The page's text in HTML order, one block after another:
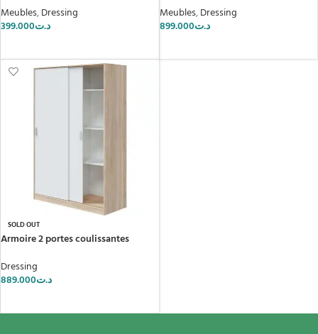
Meubles,Dressing
د.ت399.000
Meubles,Dressing
د.ت899.000
SOLD OUT
Armoire 2 portes coulissantes
Dressing
د.ت889.000